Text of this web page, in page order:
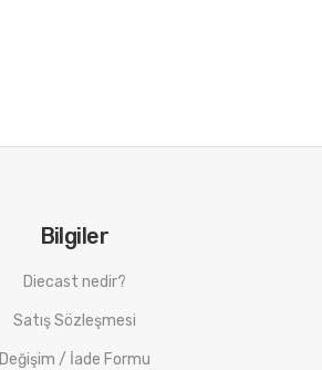
Bilgiler
Diecast nedir?
Satış Sözleşmesi
Değişim / İade Formu